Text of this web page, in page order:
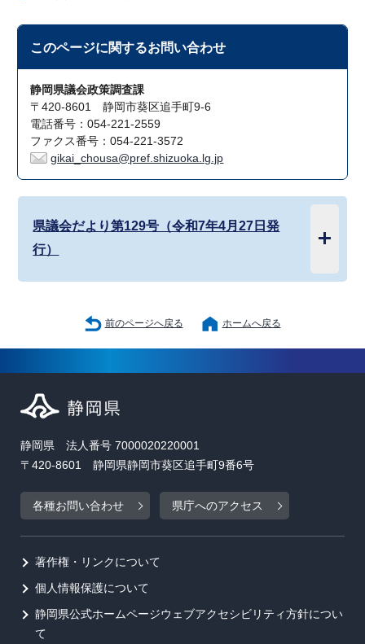
このページに関するお問い合わせ
静岡県議会政策調査課
〒420-8601 静岡市葵区追手町9-6
電話番号：054-221-2559
ファクス番号：054-221-3572
gikai_chousa@pref.shizuoka.lg.jp
県議会だより第129号（令和7年4月27日発
行）
前のページへ戻る ホームへ戻る
静岡県 法人番号 7000020220001
〒420-8601 静岡県静岡市葵区追手町9番6号
各種お問い合わせ 県庁へのアクセス
著作権・リンクについて
個人情報保護について
静岡県公式ホームページウェブアクセシビリティ方針につい
て